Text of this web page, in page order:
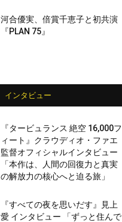
河合優実、倍賞千恵子と初共演
『PLAN 75』
インタビュー
『タービュランス 絶空 16,000フ
ィート』クラウディオ・ファエ
監督オフィシャルインタビュー
「本作は、人間の回復力と真実
の解放力の核心へと迫る旅」
『すべての夜を思いだす』見上
愛 インタビュー 「ずっと住んで